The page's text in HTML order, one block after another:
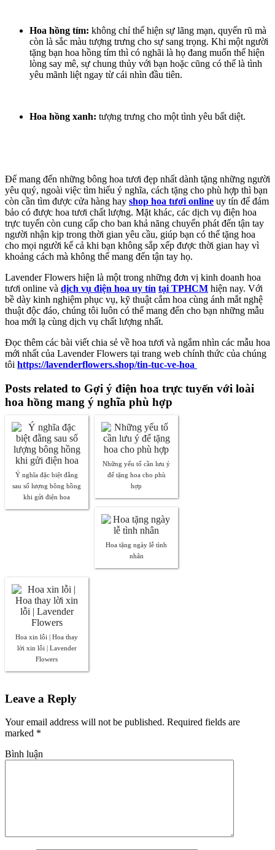
Hoa hồng tím: không chỉ thể hiện sự lãng mạn, quyến rũ mà
còn là sắc màu tượng trưng cho sự sang trọng. Khi một người
tặng bạn hoa hồng tím thì có nghãi là họ đang muốn thể hiện
lòng say mê, sự chung thủy với bạn hoặc cũng có thể là tình
yêu mãnh liệt ngay từ cái nhìn đầu tiên.
Hoa hồng xanh: tượng trưng cho một tình yêu bất diệt.
Để mang đến những bông hoa tươi đẹp nhất dành tặng những người
yêu quý, ngoài việc tìm hiểu ý nghĩa, cách tặng cho phù hợp thì bạn
còn cần tìm được cửa hàng hay shop hoa tươi online uy tín để đảm
bảo có được hoa tươi chất lượng. Mặt khác, các dịch vụ điện hoa
trực tuyến còn cung cấp cho ban khả năng chuyển phát đến tận tay
người nhận kịp trong thời gian yêu cầu, giúp bạn có thể tặng hoa
cho mọi người kể cả khi bạn không sắp xếp được thời gian hay vì
khoảng cách mà không thể mang đến tận tay họ.
Lavender Flowers hiện là một trong những đơn vị kinh doanh hoa
tươi online và dịch vụ điện hoa uy tín tại TPHCM hiện nay. Với
bề dày kinh nghiệm phục vụ, kỹ thuật cắm hoa cùng ánh mắt nghệ
thuật độc đáo, chúng tôi luôn có thể mang đến cho bạn những mẫu
hoa mới lạ cùng dịch vụ chất lượng nhất.
Đọc thêm các bài viết chia sẻ về hoa tươi và ngắm nhìn các mẫu hoa
mới nhất của Lavender Flowers tại trang web chính thức của chúng
tôi https://lavenderflowers.shop/tin-tuc-ve-hoa
Posts related to Gợi ý điện hoa trực tuyến với loài
hoa hồng mang ý nghĩa phù hợp
Ý nghĩa đặc biệt đằng
sau số lượng bông hồng
khi gửi điện hoa
Những yếu tố cần lưu ý
để tặng hoa cho phù
hợp
Hoa tặng ngày lễ tình
nhân
Hoa xin lỗi | Hoa thay
lời xin lỗi | Lavender
Flowers
Leave a Reply
Your email address will not be published. Required fields are
marked *
Bình luận